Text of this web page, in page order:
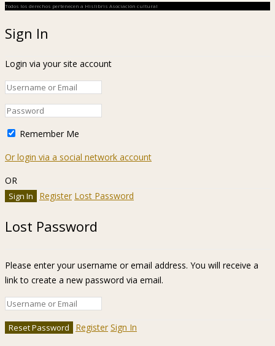
Todos los derechos pertenecen a Hislibris Asociación cultural
Sign In
Login via your site account
Remember Me
Or login via a social network account
OR
Register Lost Password
Lost Password
Please enter your username or email address. You will receive a
link to create a new password via email.
Register Sign In